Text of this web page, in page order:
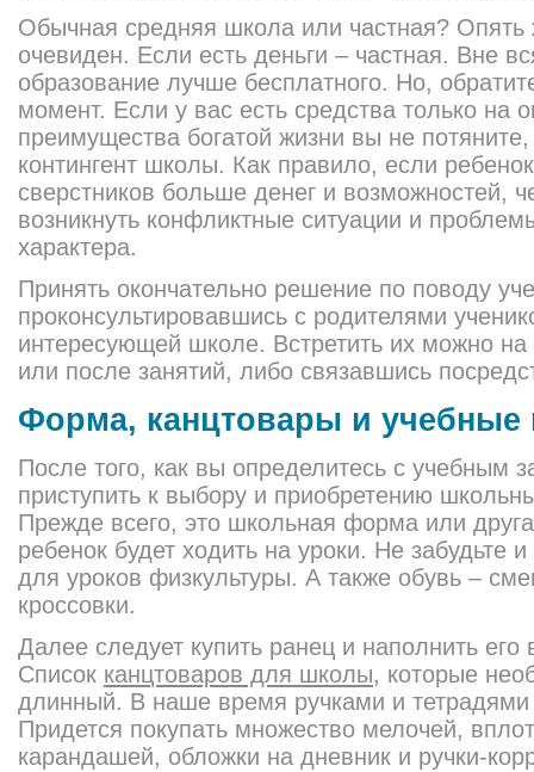
Обычная средняя школа или частная?
очевиден. Если есть деньги – частная. Вне
образование лучше бесплатного. Но,
момент. Если у вас есть средства только на
преимущества богатой жизни вы не
контингент школы. Как правило, если
сверстников больше денег и возможностей,
возникнуть конфликтные ситуации и
характера.
Принять окончательно решение по поводу
проконсультировавшись с родителями
интересующей школе. Встретить их можно
или после занятий, либо связавшись
Форма, канцтовары и учебные
После того, как вы определитесь с учебным
приступить к выбору и приобретению
Прежде всего, это школьная форма или
ребенок будет ходить на уроки. Не забудьте
для уроков физкультуры. А также обувь –
кроссовки.
Далее следует купить ранец и наполнить
Список канцтоваров для школы, которые
длинный. В наше время ручками и тетрадями
Придется покупать множество мелочей,
карандашей, обложки на дневник и ручки-